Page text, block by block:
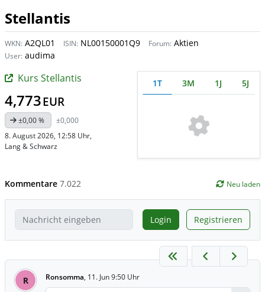
Stellantis
WKN: A2QL01 ISIN: NL00150001Q9 Forum: Aktien
User: audima
Kurs Stellantis
4,773EUR
±0,00 %
±0,000
8. August 2026, 12:58 Uhr,
Lang & Schwarz
1T 3M 1J 5J
Kommentare 7.022 Neu laden
Login Registrieren
R Ronsomma, 11. Jun 9:50 Uhr